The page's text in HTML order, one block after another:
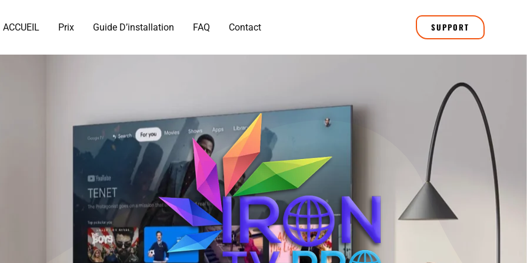
ACCUEIL Prix Guide D’installation FAQ Contact SUPPORT